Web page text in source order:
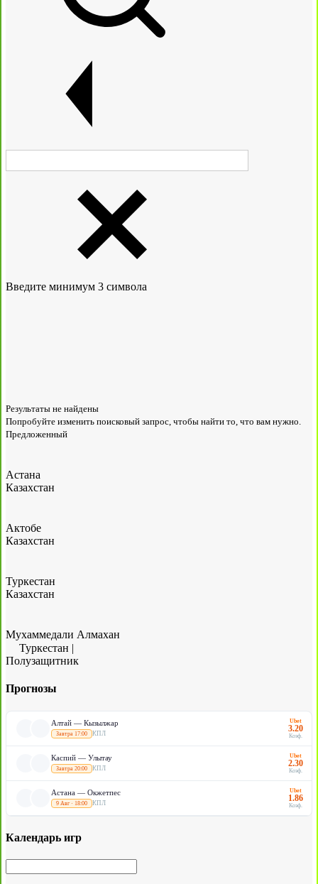
Введите минимум 3 символа
Результаты не найдены
Попробуйте изменить поисковый запрос, чтобы найти то, что вам нужно.
Предложенный
Астана
Казахстан
Актобе
Казахстан
Туркестан
Казахстан
Мухаммедали Алмахан
Туркестан |
Полузащитник
Прогнозы
Алтай — Кызылжар
Завтра 17:00 КПЛ
Ubet
3.20
Коэф.
Каспий — Улытау
Завтра 20:00 КПЛ
Ubet
2.30
Коэф.
Астана — Окжетпес
9 Авг · 18:00 КПЛ
Ubet
1.86
Коэф.
Календарь игр